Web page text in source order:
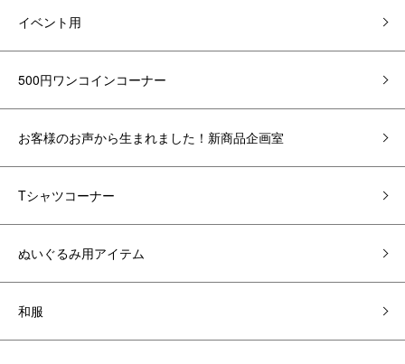
イベント用
500円ワンコインコーナー
お客様のお声から生まれました！新商品企画室
Tシャツコーナー
ぬいぐるみ用アイテム
和服